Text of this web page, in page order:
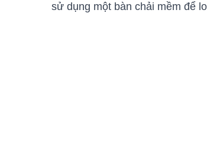
sử dụng một bàn chải mềm để